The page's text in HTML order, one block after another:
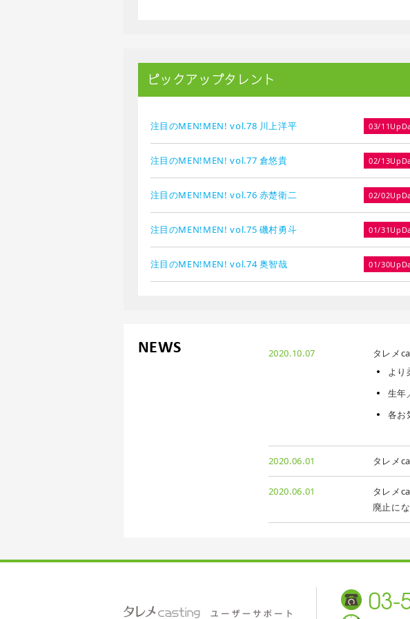
ピックアップタレント
注目のMEN!MEN! vol.78 川上洋平 03/
注目のMEN!MEN! vol.77 倉悠貴 02/
注目のMEN!MEN! vol.76 赤楚衛二 02/
注目のMEN!MEN! vol.75 磯村勇斗 01/
注目のMEN!MEN! vol.74 奥智哉 01/
NEWS 2020.10.07
タレメ
より
生年
各お
2020.06.01 タレメ
2020.06.01
タレメ
廃止に